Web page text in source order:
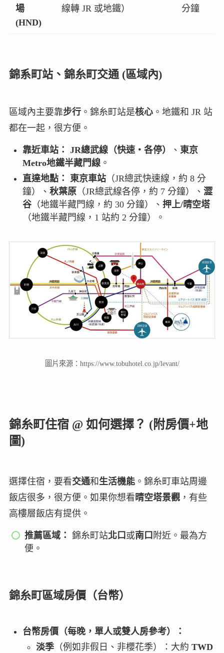
場
(HND)
線轉 JR 或地鐵） 分鐘
錦系町站、錦糸町交通 (區域內)
區域內主要靠步行。錦糸町站是核心。地鐵和 JR 站
都在一起，很方便。
靠近車站： JR總武線（快速・各停） 、 東京
Metro地鐵半藏門線。
直達地點：
東京車站（JR總武快速線，約 8 分
鐘）、 秋葉原（JR總武線各停，約 7 分鐘）、 澀
谷（地鐵半藏門線，約 30 分鐘）、 押上/晴空塔
（地鐵半藏門線，1 站約 2 分鐘）。
圖片來源：https://www.tobuhotel.co.jp/levant/
錦糸町住宿 @ 如何選擇？ (附房價+地
圖)
選擇住宿，要看交通和 生活機能。錦糸町車站周邊
飯店很多，很方便。如果你想看晴空塔景觀，有些
高樓層飯店有提供。
推薦區域： 錦糸町站北口 或南口 附近。最為方
便。
錦糸町區域房價（台幣）
台幣房價（每晚，單人或雙人房參考）：
淡季（例如非假日、非櫻花季）：大約 TWD